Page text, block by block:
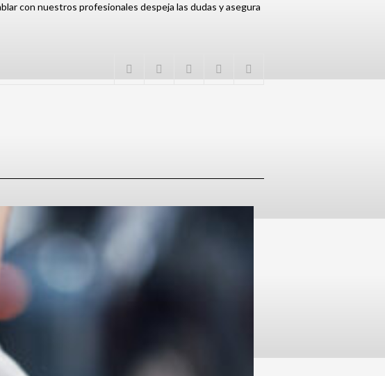
con nuestros profesionales despeja las dudas y asegura